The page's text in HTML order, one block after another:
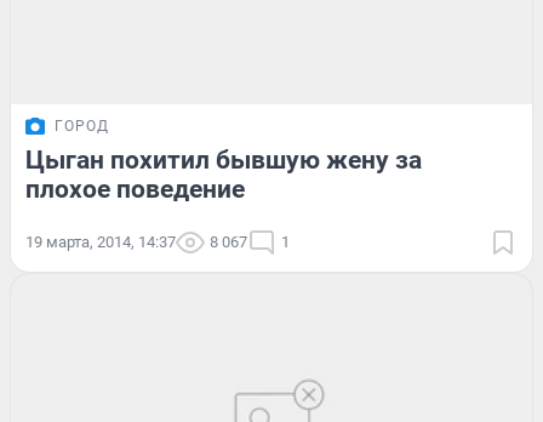
ГОРОД
Цыган похитил бывшую жену за
плохое поведение
19 марта, 2014, 14:37 8 067 1